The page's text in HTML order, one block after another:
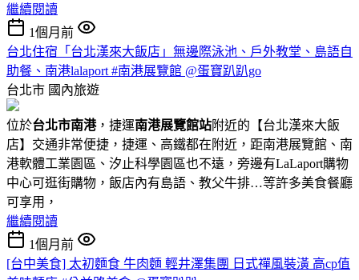
繼續閱讀
1個月前
台北住宿「台北漢來大飯店」無邊際泳池、戶外教堂、島語自
助餐、南港lalaport #南港展覽館 @蛋寶趴趴go
台北市 國內旅遊
位於台北市南港，捷運南港展覽館站附近的【台北漢來大飯
店】交通非常便捷，捷運、高鐵都在附近，距南港展覽館、南
港軟體工業園區、汐止科學園區也不遠，旁邊有LaLaport購物
中心可逛街購物，飯店內有島語、教父牛排…等許多美食餐廳
可享用，
繼續閱讀
1個月前
[台中美食] 太初麵食 牛肉麵 輕井澤集團 日式禪風裝潢 高cp值